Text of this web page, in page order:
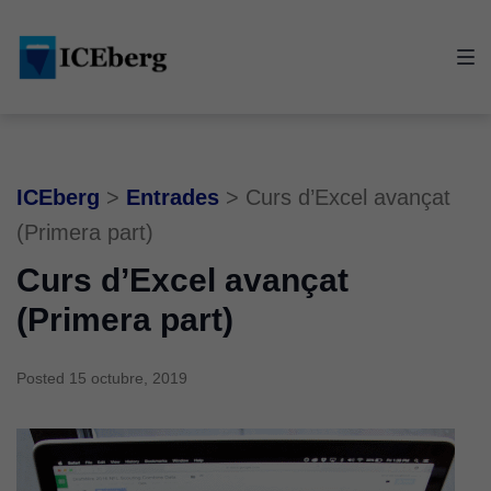
main
content
footer
ICEberg > Entrades > Curs d’Excel avançat
(Primera part)
Curs d’Excel avançat
(Primera part)
Posted 15 octubre, 2019